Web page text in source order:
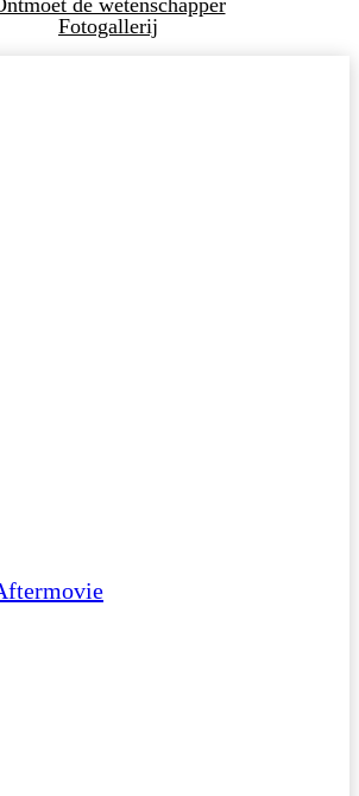
de wetenschapper
Fotogallerij